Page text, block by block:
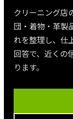
クリーニング店
団・着物・革製
れを整理し、仕
回答で、近くの
ります。